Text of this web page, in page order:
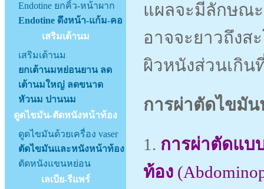
Endotine ยกคิ้ว-หน้าผาก
Endotine ดึงหน้า-แก้ม-คอ
เสริมเต้านม
เสริมเต้านม
ยกเต้านมหย่อนยาน ลด
เต้านมใหญ่ ลดขนาด
หัวนม ปานนม
ดูดไขมัน-ตัดหนังหน้าท้อง
ดูดไขมันด้วยเครื่อง vaser
ตัดไขมันและหนังหน้าท้อง
ตัดหนังแขนหย่อน
เลเบีย-รีแพร์
แผลจะมีลักษณะ
อาจจะยาวถึง
ผิวหนังส่วนเกิน
การผ่าตัดไขมั
1. การผ่าตัดแบ
ท้อง